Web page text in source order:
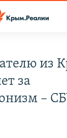
11 ИСТОРИЙ
из
за
–